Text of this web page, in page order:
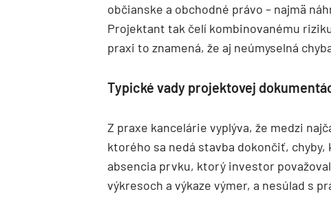
občianske a obchodné právo – najmä
Projektant tak čelí kombinovanému
praxi to znamená, že aj neúmyselná
Typické vady projektovej
Z praxe kancelárie vyplýva, že medzi
ktorého sa nedá stavba dokončiť,
absencia prvku, ktorý investor
výkresoch a výkaze výmer, a nesúlad s